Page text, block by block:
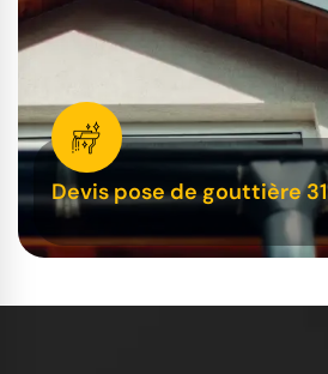
Devis pose de gouttière 31